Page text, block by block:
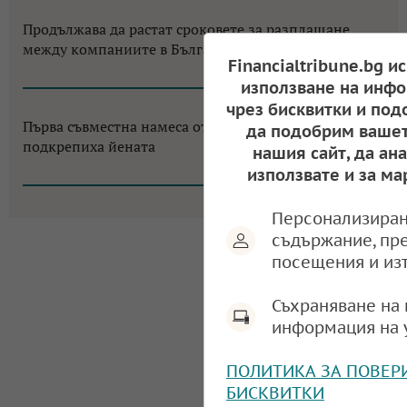
Продължава да растат сроковете за разплащане
между компаниите в България
11:18, 03.08.2026
Първа съвместна намеса от 2011 г.:САЩ и Япония
подкрепиха йената
09:19, 03.08.2026
Financialtribune.bg
използване на
чрез бисквитки и
да подобрим
нашия сайт, да
използвате и за
съдържание,
посещения и
Съхраняване
информация на
ПОЛИТИКА ЗА
БИСКВИТКИ